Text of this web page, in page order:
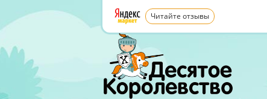
Читайте отзывы